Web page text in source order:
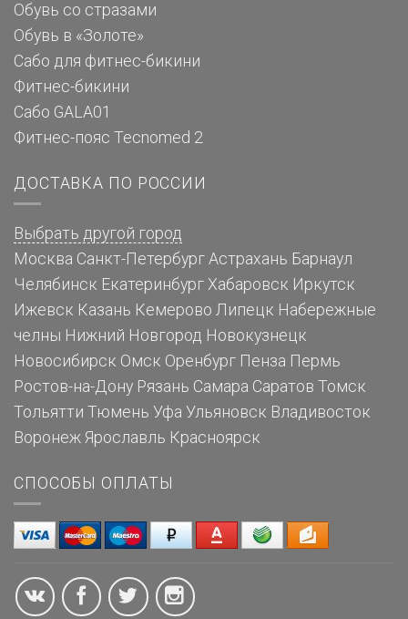
Обувь со стразами
Обувь в «Золоте»
Сабо для фитнес-бикини
Фитнес-бикини
Сабо GALA01
Фитнес-пояс Tecnomed 2
ДОСТАВКА ПО РОССИИ
Выбрать другой город
Москва Санкт-Петербург Астрахань Барнаул
Челябинск Екатеринбург Хабаровск Иркутск
Ижевск Казань Кемерово Липецк Набережные
челны Нижний Новгород Новокузнецк
Новосибирск Омск Оренбург Пенза Пермь
Ростов-на-Дону Рязань Самара Саратов Томск
Тольятти Тюмень Уфа Ульяновск Владивосток
Воронеж Ярославль Красноярск
СПОСОБЫ ОПЛАТЫ